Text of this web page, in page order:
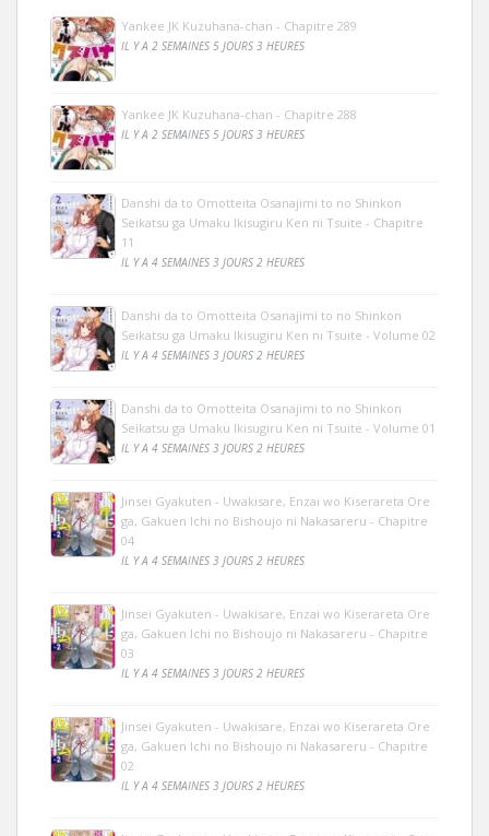
Yankee JK Kuzuhana-chan - Chapitre 289
IL Y A 2 SEMAINES 5 JOURS 3 HEURES
Yankee JK Kuzuhana-chan - Chapitre 288
IL Y A 2 SEMAINES 5 JOURS 3 HEURES
Danshi da to Omotteita Osanajimi to no Shinkon
Seikatsu ga Umaku Ikisugiru Ken ni Tsuite - Chapitre
11
IL Y A 4 SEMAINES 3 JOURS 2 HEURES
Danshi da to Omotteita Osanajimi to no Shinkon
Seikatsu ga Umaku Ikisugiru Ken ni Tsuite - Volume 02
IL Y A 4 SEMAINES 3 JOURS 2 HEURES
Danshi da to Omotteita Osanajimi to no Shinkon
Seikatsu ga Umaku Ikisugiru Ken ni Tsuite - Volume 01
IL Y A 4 SEMAINES 3 JOURS 2 HEURES
Jinsei Gyakuten - Uwakisare, Enzai wo Kiserareta Ore
ga, Gakuen Ichi no Bishoujo ni Nakasareru - Chapitre
04
IL Y A 4 SEMAINES 3 JOURS 2 HEURES
Jinsei Gyakuten - Uwakisare, Enzai wo Kiserareta Ore
ga, Gakuen Ichi no Bishoujo ni Nakasareru - Chapitre
03
IL Y A 4 SEMAINES 3 JOURS 2 HEURES
Jinsei Gyakuten - Uwakisare, Enzai wo Kiserareta Ore
ga, Gakuen Ichi no Bishoujo ni Nakasareru - Chapitre
02
IL Y A 4 SEMAINES 3 JOURS 2 HEURES